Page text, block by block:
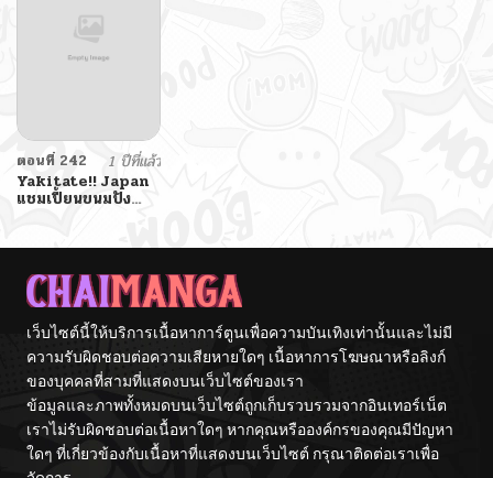
ตอนที่ 242
1 ปีที่แล้ว
Yakitate!! Japan
แชมเปี้ยนขนมปัง
เว็บไซต์นี้ให้บริการเนื้อหาการ์ตูนเพื่อความบันเทิงเท่านั้นและไม่มี
ความรับผิดชอบต่อความเสียหายใดๆ เนื้อหาการโฆษณาหรือลิงก์
ของบุคคลที่สามที่แสดงบนเว็บไซต์ของเรา
ข้อมูลและภาพทั้งหมดบนเว็บไซต์ถูกเก็บรวบรวมจากอินเทอร์เน็ต
เราไม่รับผิดชอบต่อเนื้อหาใดๆ หากคุณหรือองค์กรของคุณมีปัญหา
ใดๆ ที่เกี่ยวข้องกับเนื้อหาที่แสดงบนเว็บไซต์ กรุณาติดต่อเราเพื่อ